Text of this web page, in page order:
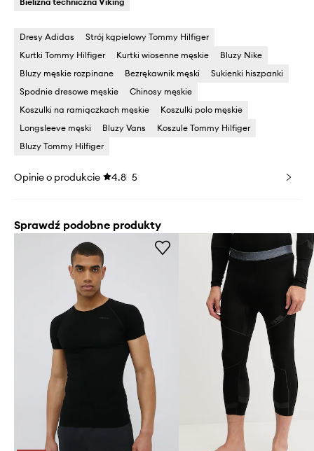
Dresy Adidas
Strój kąpielowy Tommy Hilfiger
Kurtki Tommy Hilfiger
Kurtki wiosenne męskie
Bluzy Nike
Bluzy męskie rozpinane
Bezrękawnik męski
Sukienki hiszpanki
Spodnie dresowe męskie
Chinosy męskie
Koszulki na ramiączkach męskie
Koszulki polo męskie
Longsleeve męski
Bluzy Vans
Koszule Tommy Hilfiger
Bluzy Tommy Hilfiger
Opinie o produkcie 4.8 5
Sprawdź podobne produkty